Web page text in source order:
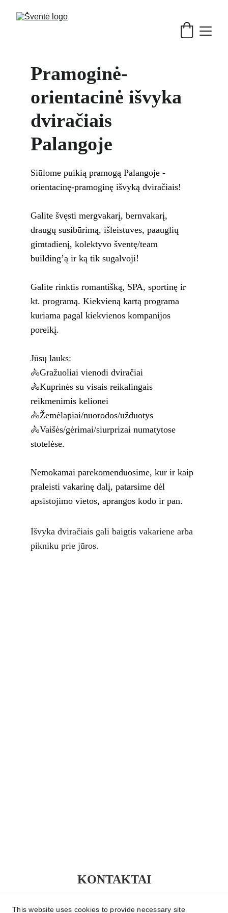
Pramoginė-
orientacinė išvyka
dviračiais
Palangoje
Siūlome puikią pramogą Palangoje -
orientacinę-pramoginę išvyką dviračiais!
Galite švęsti mergvakarį, bernvakarį,
draugų susibūrimą, išleistuves, paauglių
gimtadienį, kolektyvo šventę/team
building’ą ir ką tik sugalvoji!
Galite rinktis romantišką, SPA, sportinę ir
kt. programą. Kiekvieną kartą programa
kuriama pagal kiekvienos kompanijos
poreikį.
Jūsų lauks:
🚴Gražuoliai vienodi dviračiai
🚴Kuprinės su visais reikalingais
reikmenimis kelionei
🚴Žemėlapiai/nuorodos/užduotys
🚴Vaišės/gėrimai/siurprizai numatytose
stotelėse.
Nemokamai parekomenduosime, kur ir kaip
praleisti vakarinę dalį, patarsime dėl
apsistojimo vietos, aprangos kodo ir pan.
Išvyka dviračiais gali baigtis vakariene arba
pikniku prie jūros.
KONTAKTAI
This website uses cookies to provide necessary site